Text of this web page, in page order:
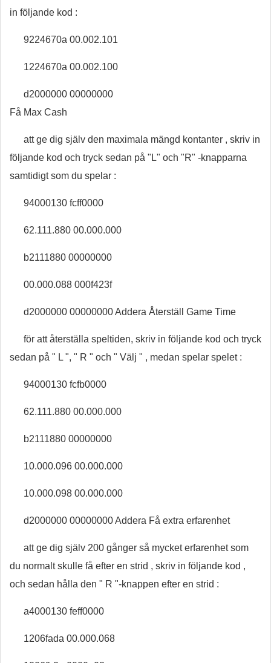
in följande kod :
9224670a 00.002.101
1224670a 00.002.100
d2000000 00000000
Få Max Cash
att ge dig själv den maximala mängd kontanter , skriv in
följande kod och tryck sedan på "L" och "R" -knapparna
samtidigt som du spelar :
94000130 fcff0000
62.111.880 00.000.000
b2111880 00000000
00.000.088 000f423f
d2000000 00000000 Addera Återställ Game Time
för att återställa speltiden, skriv in följande kod och tryck
sedan på " L ", " R " och " Välj " , medan spelar spelet :
94000130 fcfb0000
62.111.880 00.000.000
b2111880 00000000
10.000.096 00.000.000
10.000.098 00.000.000
d2000000 00000000 Addera Få extra erfarenhet
att ge dig själv 200 gånger så mycket erfarenhet som
du normalt skulle få efter en strid , skriv in följande kod ,
och sedan hålla den " R "-knappen efter en strid :
a4000130 feff0000
1206fada 00.000.068